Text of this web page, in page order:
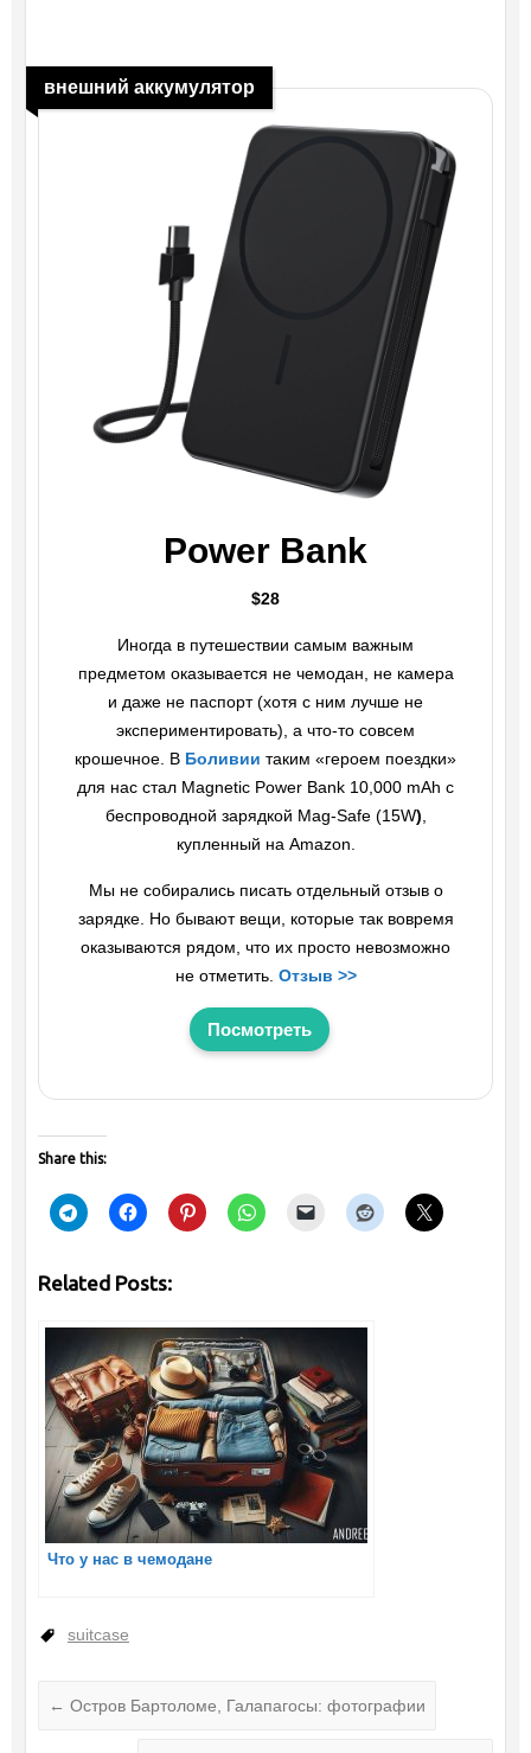
внешний аккумулятор
Power Bank
$28
Иногда в путешествии самым важным
предметом оказывается не чемодан, не камера
и даже не паспорт (хотя с ним лучше не
экспериментировать), а что-то совсем
крошечное. В Боливии таким «героем поездки»
для нас стал Magnetic Power Bank 10,000 mAh с
беспроводной зарядкой Mag-Safe (15W),
купленный на Amazon.
Мы не собирались писать отдельный отзыв о
зарядке. Но бывают вещи, которые так вовремя
оказываются рядом, что их просто невозможно
не отметить. Отзыв >>
Посмотреть
Share this:
Related Posts:
Что у нас в чемодане
suitcase
← Остров Бартоломе, Галапагосы: фотографии